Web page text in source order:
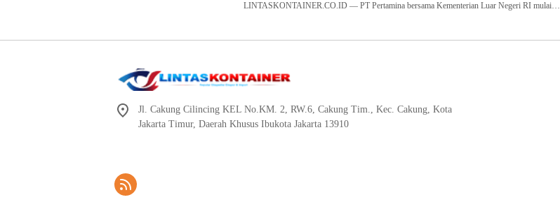
LINTASKONTAINER.CO.ID — PT Pertamina bersama Kementerian Luar Negeri RI mulai…
Jl. Cakung Cilincing KEL No.KM. 2, RW.6, Cakung Tim., Kec. Cakung, Kota
Jakarta Timur, Daerah Khusus Ibukota Jakarta 13910